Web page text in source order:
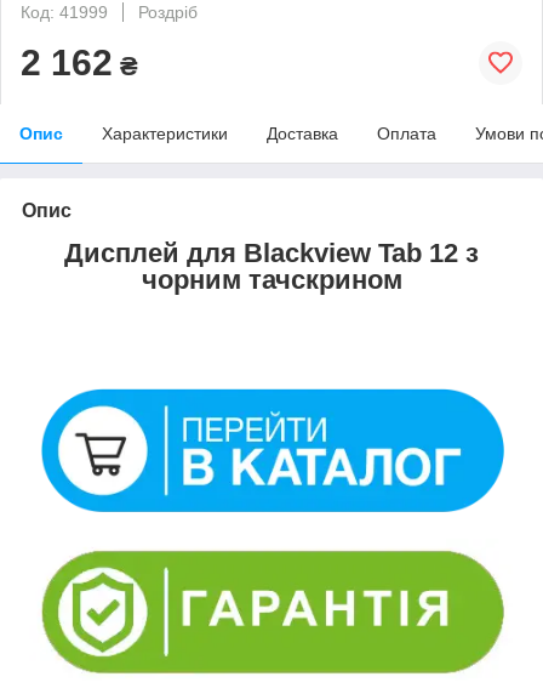
Код: 41999
Роздріб
2 162 ₴
Опис Характеристики Доставка Оплата Умови
Опис
Дисплей для Blackview Tab 12 з
чорним тачскрином